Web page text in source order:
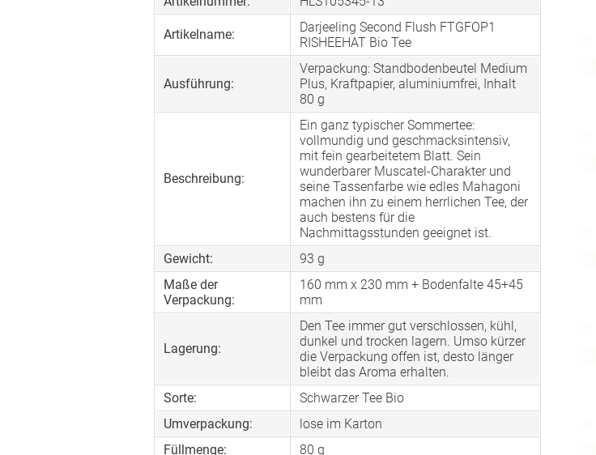
Artikelname:
Darjeeling Second Flush FTGFOP1
RISHEEHAT Bio Tee
Ausführung:
Verpackung: Standbodenbeutel Medium
Plus, Kraftpapier, aluminiumfrei, Inhalt
80 g
Beschreibung:
Ein ganz typischer Sommertee:
vollmundig und geschmacksintensiv,
mit fein gearbeitetem Blatt. Sein
wunderbarer Muscatel-Charakter und
seine Tassenfarbe wie edles Mahagoni
machen ihn zu einem herrlichen Tee, der
auch bestens für die
Nachmittagsstunden geeignet ist.
Gewicht:
93 g
Maße der
Verpackung:
160 mm x 230 mm + Bodenfalte 45+45
mm
Lagerung:
Den Tee immer gut verschlossen, kühl,
dunkel und trocken lagern. Umso kürzer
die Verpackung offen ist, desto länger
bleibt das Aroma erhalten.
Sorte:
Schwarzer Tee Bio
Umverpackung:
lose im Karton
Füllmenge:
80 g